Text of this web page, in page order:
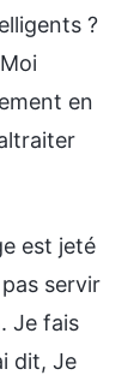
?
en
est jeté
servir
Je fais
dit, Je